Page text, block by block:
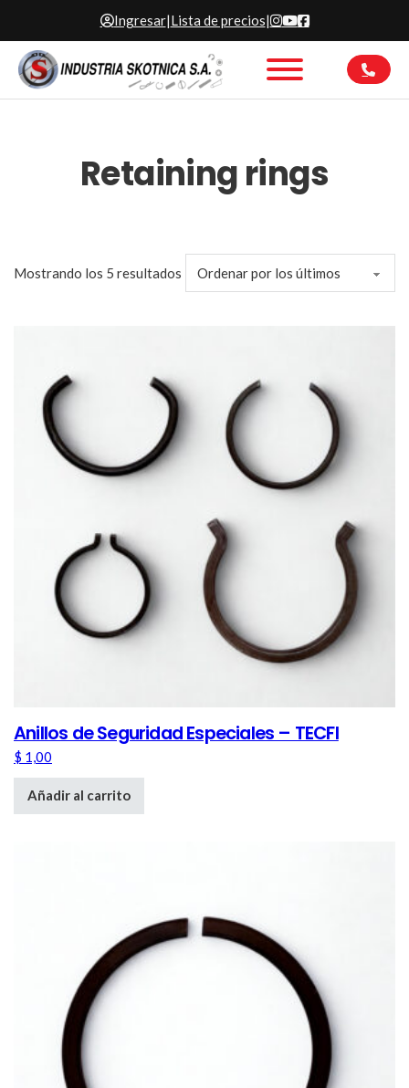
Ingresar|Lista de precios|
Retaining rings
Mostrando los 5 resultados Ordenado por los últimos
Anillos de Seguridad Especiales – TECFI
$ 1,00
Añadir al carrito